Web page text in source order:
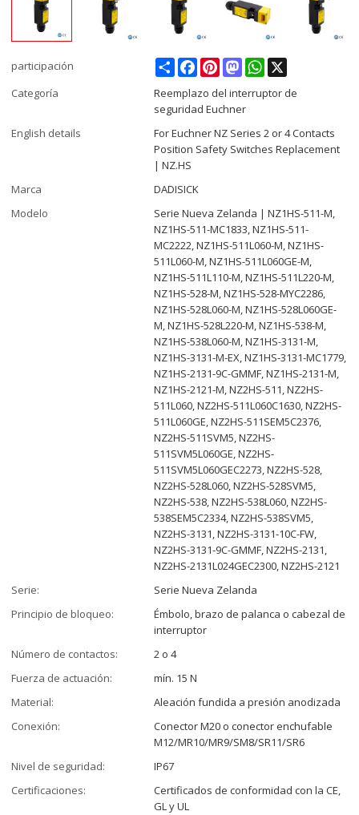
participación ShareFacebookPinterestMastodonWhatsApp
Categoría
Reemplazo del interruptor de
seguridad Euchner
English details
For Euchner NZ Series 2 or 4 Contacts
Position Safety Switches Replacement
| NZ.HS
Marca
DADISICK
Modelo
Serie Nueva Zelanda | NZ1HS-511-M,
NZ1HS-511-MC1833, NZ1HS-511-
MC2222, NZ1HS-511L060-M, NZ1HS-
511L060-M, NZ1HS-511L060GE-M,
NZ1HS-511L110-M, NZ1HS-511L220-M,
NZ1HS-528-M, NZ1HS-528-MYC2286,
NZ1HS-528L060-M, NZ1HS-528L060GE-
M, NZ1HS-528L220-M, NZ1HS-538-M,
NZ1HS-538L060-M, NZ1HS-3131-M,
NZ1HS-3131-M-EX, NZ1HS-3131-MC1779,
NZ1HS-2131-9C-GMMF, NZ1HS-2131-M,
NZ1HS-2121-M, NZ2HS-511, NZ2HS-
511L060, NZ2HS-511L060C1630, NZ2HS-
511L060GE, NZ2HS-511SEM5C2376,
NZ2HS-511SVM5, NZ2HS-
511SVM5L060GE, NZ2HS-
511SVM5L060GEC2273, NZ2HS-528,
NZ2HS-528L060, NZ2HS-528SVM5,
NZ2HS-538, NZ2HS-538L060, NZ2HS-
538SEM5C2334, NZ2HS-538SVM5,
NZ2HS-3131, NZ2HS-3131-10C-FW,
NZ2HS-3131-9C-GMMF, NZ2HS-2131,
NZ2HS-2131L024GEC2300, NZ2HS-2121
Serie:
Serie Nueva Zelanda
Principio de bloqueo:
Émbolo, brazo de palanca o cabezal de
interruptor
Número de contactos:
2 o 4
Fuerza de actuación:
mín. 15 N
Material:
Aleación fundida a presión anodizada
Conexión:
Conector M20 o conector enchufable
M12/MR10/MR9/SM8/SR11/SR6
Nivel de seguridad:
IP67
Certificaciones:
Certificados de conformidad con la CE,
GL y UL